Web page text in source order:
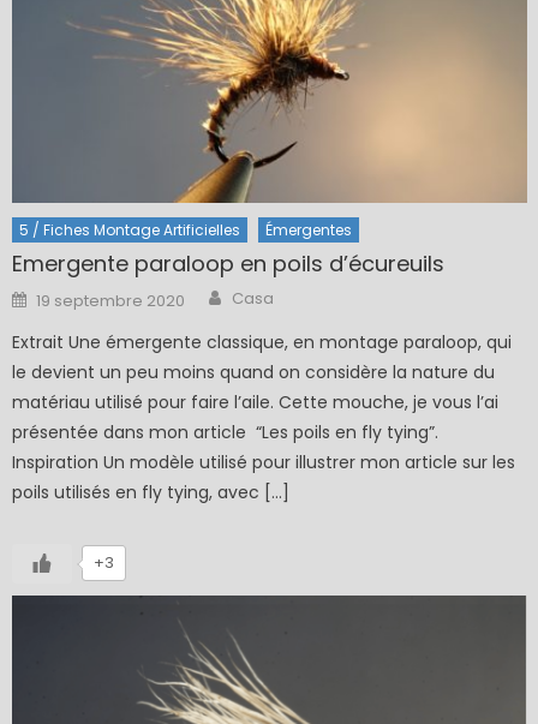
5 / Fiches Montage Artificielles Émergentes
Emergente paraloop en poils d’écureuils
Posted
on
19 septembre 2020 Author
Casa
Extrait Une émergente classique, en montage paraloop, qui
le devient un peu moins quand on considère la nature du
matériau utilisé pour faire l’aile. Cette mouche, je vous l’ai
présentée dans mon article “Les poils en fly tying”.
Inspiration Un modèle utilisé pour illustrer mon article sur les
poils utilisés en fly tying, avec […]
+3